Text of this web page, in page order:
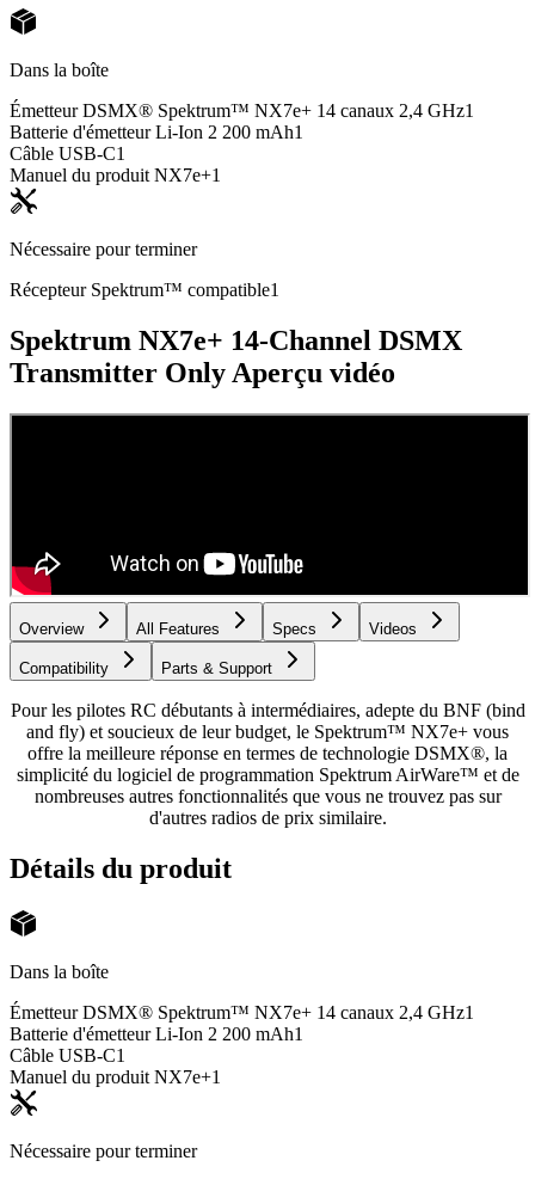
Dans la boîte
Émetteur DSMX® Spektrum™ NX7e+ 14 canaux 2,4 GHz1
Batterie d'émetteur Li-Ion 2 200 mAh1
Câble USB-C1
Manuel du produit NX7e+1
Nécessaire pour terminer
Récepteur Spektrum™ compatible1
Spektrum NX7e+ 14-Channel DSMX
Transmitter Only Aperçu vidéo
Overview All Features Specs Videos
Compatibility Parts & Support
Pour les pilotes RC débutants à intermédiaires, adepte du BNF (bind
and fly) et soucieux de leur budget, le Spektrum™ NX7e+ vous
offre la meilleure réponse en termes de technologie DSMX®, la
simplicité du logiciel de programmation Spektrum AirWare™ et de
nombreuses autres fonctionnalités que vous ne trouvez pas sur
d'autres radios de prix similaire.
Détails du produit
Dans la boîte
Émetteur DSMX® Spektrum™ NX7e+ 14 canaux 2,4 GHz1
Batterie d'émetteur Li-Ion 2 200 mAh1
Câble USB-C1
Manuel du produit NX7e+1
Nécessaire pour terminer